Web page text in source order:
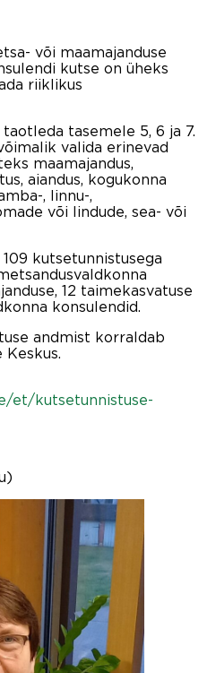
või maamajanduse
kutse on üheks
riiklikus
tasemele 5, 6 ja 7.
valida erinevad
maamajandus,
aiandus, kogukonna
, linnu-,
või lindude, sea- või
kutsetunnistusega
12 taimekasvatuse
konsulendid.
andmist korraldab
Keskus.
et/kutsetunnistuse-